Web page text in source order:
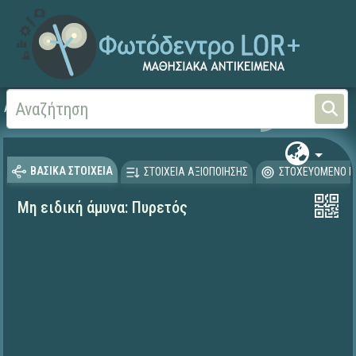
Αρχική ΦΟΡΕΙΣ ΚΑΙ ΠΑΝΕΠΙΣΤΗΜΙΑ Έργα ΠΙ (1996-2008)
ΒΑΣΙΚΑ ΣΤΟΙΧΕΙΑ ΣΤΟΙΧΕΙΑ ΑΞΙΟΠΟΙΗΣΗΣ ΣΤΟΧΕΥΟΜΕΝΟ
Μη ειδική άμυνα: Πυρετός